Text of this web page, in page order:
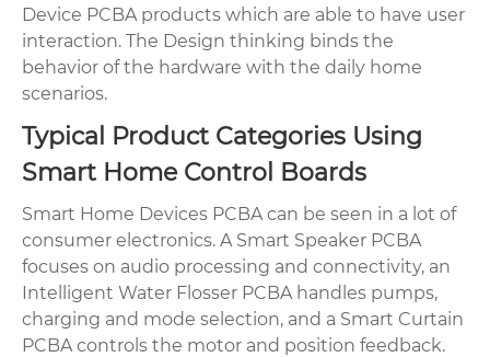
Device PCBA products which are able to have user
interaction. The Design thinking binds the
behavior of the hardware with the daily home
scenarios.
Typical Product Categories Using
Smart Home Control Boards
Smart Home Devices PCBA can be seen in a lot of
consumer electronics. A Smart Speaker PCBA
focuses on audio processing and connectivity, an
Intelligent Water Flosser PCBA handles pumps,
charging and mode selection, and a Smart Curtain
PCBA controls the motor and position feedback.